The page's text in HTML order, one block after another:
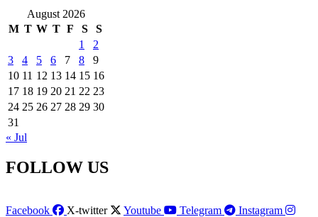
August 2026
M T W T F S
S
1
2
3
4 5 6 7 8
9
10 11 12 13 14 15 16
17 18 19 20 21 22 23
24 25 26 27 28 29 30
31
« Jul
FOLLOW US
Facebook X-twitter Youtube Telegram Instagram